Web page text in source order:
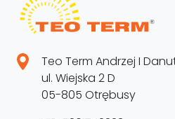
Teo Term Andrzej I
ul. Wiejska 2 D
05-805 Otrębusy